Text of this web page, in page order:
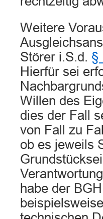
Weitere
Störer i.S.d. §
Hierfür sei
Willen des
dies der Fall
von Fall zu
ob es jeweils
habe der